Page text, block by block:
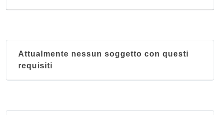
Attualmente nessun soggetto con questi
requisiti